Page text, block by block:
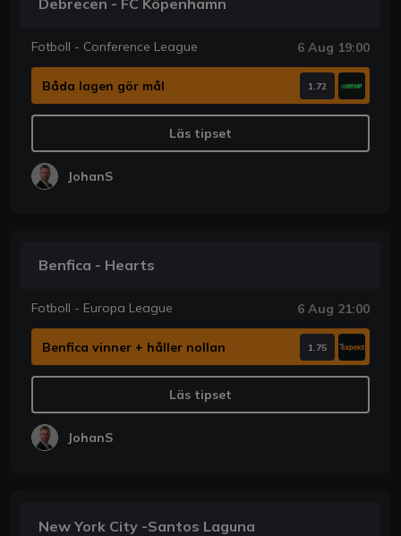
Fotboll - Conference League 6 Aug 19:00
Båda lagen gör mål 1.72
Läs tipset
JohanS
Benfica - Hearts
Fotboll - Europa League 6 Aug 21:00
Benfica vinner + håller nollan 1.75
Läs tipset
JohanS
New York City -Santos Laguna